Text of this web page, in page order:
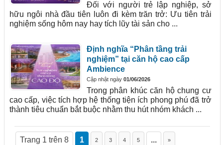
Đối với người trẻ lập nghiệp, sở
hữu ngôi nhà đầu tiên luôn đi kèm trăn trở: Ưu tiên trải
nghiệm sống hôm nay hay tích lũy tài sản cho ...
Định nghĩa “Phân tầng trải
nghiệm” tại căn hộ cao cấp
Ambience
Cập nhật ngày 01/06/2026
Trong phân khúc căn hộ chung cư
cao cấp, việc tích hợp hệ thống tiện ích phong phú đã trở
thành tiêu chuẩn bắt buộc nhằm thu hút nhóm khách ...
Trang 1 trên 8 1 2 3 4 5 ... »